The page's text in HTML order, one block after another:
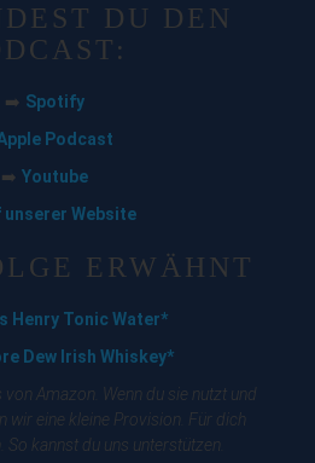
DU DEN
➡️ Spotify
Podcast
➡️ Youtube
unserer Website
ERWÄHNT
Henry Tonic Water*
Dew Irish Whiskey*
Amazon. Wenn du sie nutzt und
wir eine kleine Provision. Für dich
kannst du uns unterstützen.